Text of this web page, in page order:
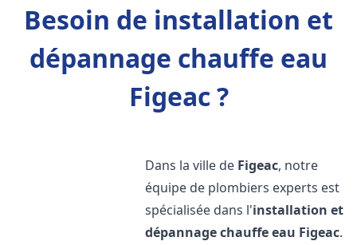
Besoin de installation et
dépannage chauffe eau
Figeac ?
Dans la ville de Figeac, notre
équipe de plombiers experts est
spécialisée dans l'installation et
dépannage chauffe eau Figeac.